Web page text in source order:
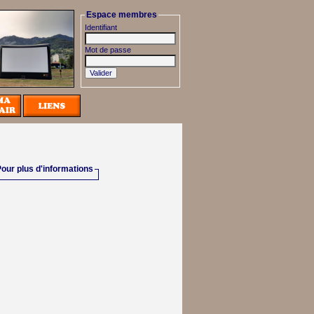
Espace membres
Identifiant
Mot de passe
plus d'informations